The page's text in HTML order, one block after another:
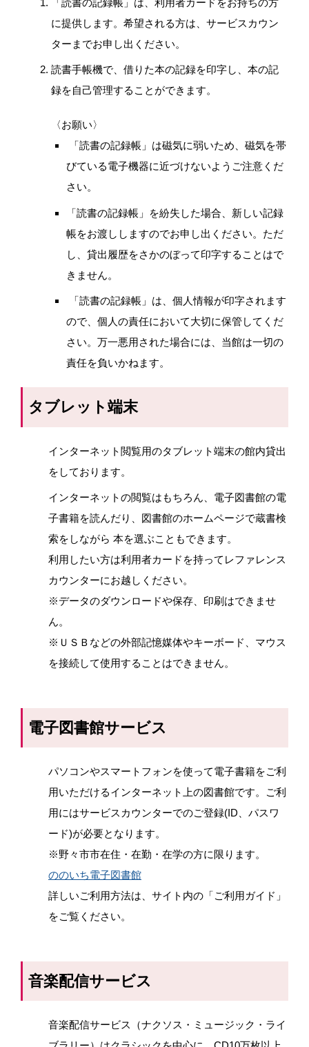
に提供します。希望される方は、サービスカウン
ターまでお申し出ください。
読書手帳機で、借りた本の記録を印字し、本の記
録を自己管理することができます。
〈お願い〉
「読書の記録帳」は磁気に弱いため、磁気を帯
びている電子機器に近づけないようご注意くだ
さい。
「読書の記録帳」を紛失した場合、新しい記録
帳をお渡ししますのでお申し出ください。ただ
し、貸出履歴をさかのぼって印字することはで
きません。
「読書の記録帳」は、個人情報が印字されます
ので、個人の責任において大切に保管してくだ
さい。万一悪用された場合には、当館は一切の
責任を負いかねます。
タブレット端末
インターネット閲覧用のタブレット端末の館内貸出
をしております。
インターネットの閲覧はもちろん、電子図書館の電
子書籍を読んだり、図書館のホームページで蔵書検
索をしながら 本を選ぶこともできます。
利用したい方は利用者カードを持ってレファレンス
カウンターにお越しください。
※データのダウンロードや保存、印刷はできませ
ん。
※ＵＳＢなどの外部記憶媒体やキーボード、マウス
を接続して使用することはできません。
電子図書館サービス
パソコンやスマートフォンを使って電子書籍をご利
用いただけるインターネット上の図書館です。ご利
用にはサービスカウンターでのご登録(ID、パスワ
ード)が必要となります。
※野々市市在住・在勤・在学の方に限ります。
ののいち電子図書館
詳しいご利用方法は、サイト内の「ご利用ガイド」
をご覧ください。
音楽配信サービス
音楽配信サービス（ナクソス・ミュージック・ライ